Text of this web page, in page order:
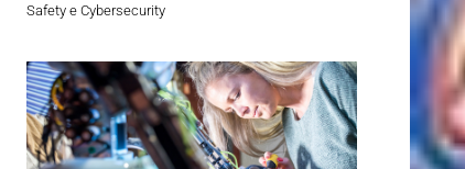
Safety e Cybersecurity